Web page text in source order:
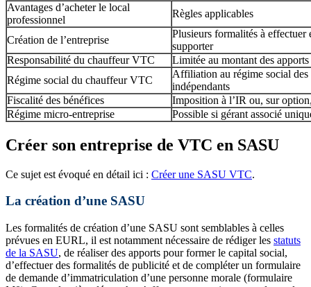
Avantages d’acheter le local
professionnel
Règles applicables
Création de l’entreprise
Plusieurs formalités à effectuer
supporter
Responsabilité du chauffeur VTC
Limitée au montant des
Régime social du chauffeur VTC
Affiliation au régime social des
indépendants
Fiscalité des bénéfices
Imposition à l’IR ou, sur
Régime micro-entreprise
Possible si gérant associé
Créer son entreprise de VTC en SASU
Ce sujet est évoqué en détail ici : Créer une SASU VTC.
La création d’une SASU
Les formalités de création d’une SASU sont semblables à celles
prévues en EURL, il est notamment nécessaire de rédiger les statuts
de la SASU, de réaliser des apports pour former le capital social,
d’effectuer des formalités de publicité et de compléter un formulaire
de demande d’immatriculation d’une personne morale (formulaire